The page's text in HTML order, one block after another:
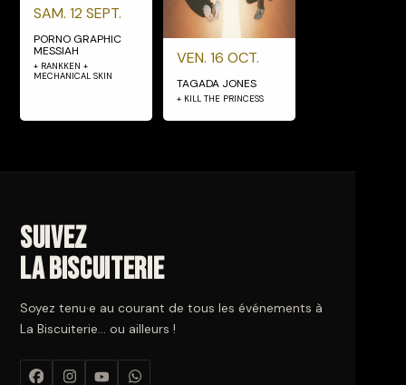
SAM. 12 SEPT.
PORNO GRAPHIC
MESSIAH
+ RANKKEN +
MECHANICAL SKIN
VEN. 16 OCT.
TAGADA JONES
+ KILL THE PRINCESS
Suivez
La Biscuiterie
Soyez tenu·e au courant de tous les événements à
La Biscuiterie… ou ailleurs !